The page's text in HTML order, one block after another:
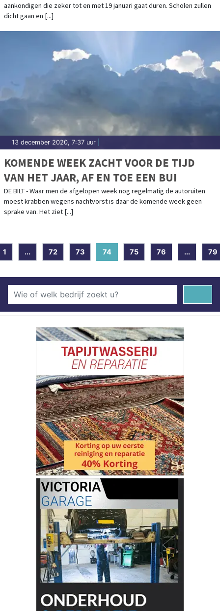
aankondigen die zeker tot en met 19 januari gaat duren. Scholen zullen
dicht gaan en [...]
13 december 2020, 7:37 uur
KOMENDE WEEK ZACHT VOOR DE TIJD
VAN HET JAAR, AF EN TOE EEN BUI
DE BILT - Waar men de afgelopen week nog regelmatig de autoruiten
moest krabben wegens nachtvorst is daar de komende week geen
sprake van. Het ziet [...]
1 ... 72 73 74 (current)
75 76 ... 79